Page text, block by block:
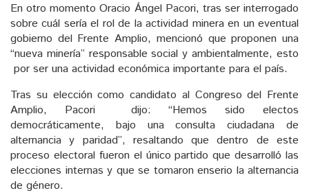
En otro momento Oracio Ángel Pacori, tras ser interrogado
sobre cuál sería el rol de la actividad minera en un eventual
gobierno del Frente Amplio, mencionó que proponen una
“nueva minería” responsable social y ambientalmente, esto
por ser una actividad económica importante para el país.
Tras su elección como candidato al Congreso del Frente
Amplio, Pacori dijo: “Hemos sido electos
democráticamente, bajo una consulta ciudadana de
alternancia y paridad”, resaltando que dentro de este
proceso electoral fueron el único partido que desarrolló las
elecciones internas y que se tomaron enserio la alternancia
de género.